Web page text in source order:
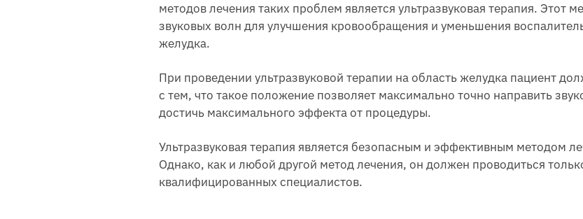
методов лечения таких проблем является ультразвуковая терапия. Этот
звуковых волн для улучшения кровообращения и уменьшения
желудка.
При проведении ультразвуковой терапии на область желудка пациент
с тем, что такое положение позволяет максимально точно направить
достичь максимального эффекта от процедуры.
Ультразвуковая терапия является безопасным и эффективным методом
Однако, как и любой другой метод лечения, он должен проводиться
квалифицированных специалистов.